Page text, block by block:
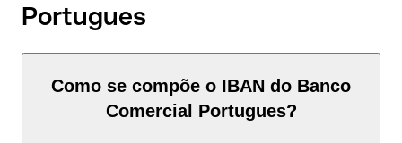
Portugues
Como se compõe o IBAN do Banco
Comercial Portugues?